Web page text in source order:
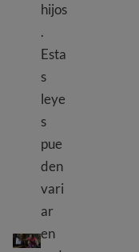
hijos
.
Esta
s
leye
s
pue
den
vari
ar
en